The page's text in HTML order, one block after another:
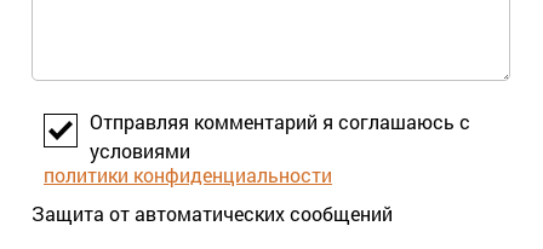
Отправляя комментарий я соглашаюсь с
условиями
политики конфиденциальности
Защита от автоматических сообщений